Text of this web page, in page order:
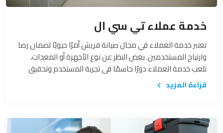
خدمة عملاء تي سي ال
تعتبر خدمة العملاء في مجال صيانة فريش أمرًا حيويًا لضمان رضا
وارتياح المستخدمين. بغض النظر عن نوع الأجهزة أو المعدات،
تلعب خدمة العملاء دورًا حاسمًا في تجربة المستخدم وتحقيق
الثقة بين العميل والشركة المقدمة للخدمة. في هذا السياق،
سنتناول أهمية خدمة عملاء صيانة فريش وكيف يمكن لها أن
قراءة المزيد